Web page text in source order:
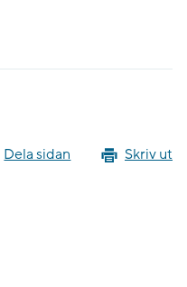
Skriv ut
Dela sidan